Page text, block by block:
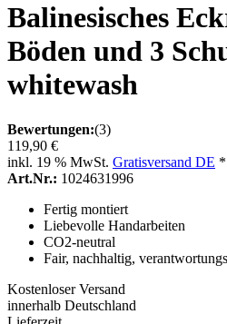
Balinesisches
Böden und 3
whitewash
Bewertungen:(3)
119,90 €
inkl. 19 % MwSt. Gratisversand DE *
Art.Nr.: 1024631996
Fertig montiert
Liebevolle Handarbeiten
CO2-neutral
Fair, nachhaltig,
Kostenloser Versand
innerhalb Deutschland